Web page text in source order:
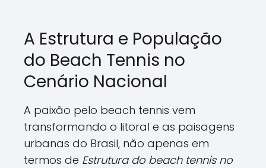
A Estrutura e População
do Beach Tennis no
Cenário Nacional
A paixão pelo beach tennis vem
transformando o litoral e as paisagens
urbanas do Brasil, não apenas em
termos de Estrutura do beach tennis no